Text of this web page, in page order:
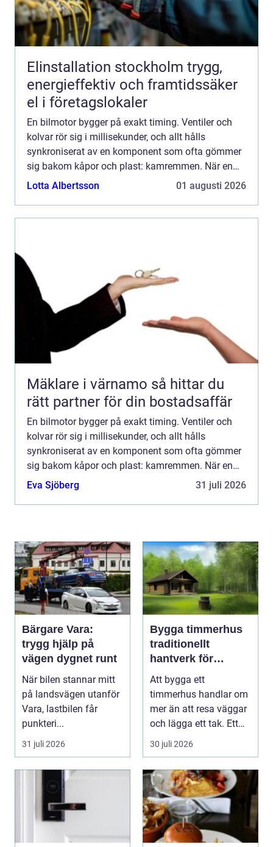
Elinstallation stockholm trygg,
energieffektiv och framtidssäker
el i företagslokaler
En bilmotor bygger på exakt timing. Ventiler och
kolvar rör sig i millisekunder, och allt hålls
synkroniserat av en komponent som ofta gömmer
sig bakom kåpor och plast: kamremmen. När en
kamrem går av stannar inte bara motorn den kan
Lotta Albertsson 01 augusti 2026
Mäklare i värnamo så hittar du
rätt partner för din bostadsaffär
En bilmotor bygger på exakt timing. Ventiler och
kolvar rör sig i millisekunder, och allt hålls
synkroniserat av en komponent som ofta gömmer
sig bakom kåpor och plast: kamremmen. När en
kamrem går av stannar inte bara motorn den kan
Eva Sjöberg 31 juli 2026
Bärgare Vara:
trygg hjälp på
vägen dygnet runt
När bilen stannar mitt
på landsvägen utanför
Vara, lastbilen får
punkteri...
31 juli 2026
Bygga timmerhus
traditionellt
hantverk för
moderna behov
Att bygga ett
timmerhus handlar om
mer än att resa väggar
och lägga ett tak. Ett
timmerhus är ett lå...
30 juli 2026